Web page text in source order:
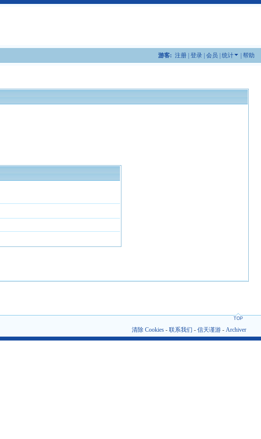
游客: 注册| 登录| 会员 统计 帮助
TOP
清除 Cookies - 联系我们 - 信天谨游 - Archiver